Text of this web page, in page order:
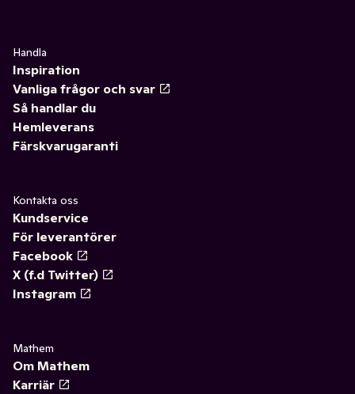
Handla
Inspiration
Vanliga frågor och svar
Så handlar du
Hemleverans
Färskvarugaranti
Kontakta oss
Kundservice
För leverantörer
Facebook
X (f.d Twitter)
Instagram
Mathem
Om Mathem
Karriär